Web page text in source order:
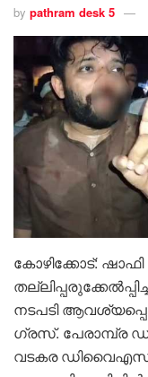
by pathram desk 5
കോഴിക്കോട്:
ന‌ടപടി
ഗ്രസ്. പേരാമ്പ്ര
വടകര